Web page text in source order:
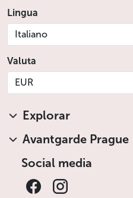
Lingua
Italiano
Valuta
EUR
Explorar
Avantgarde Prague
Social media